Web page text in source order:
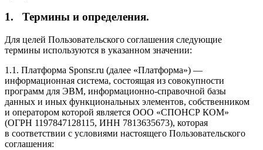
1. Термины и определения.
Для целей Пользовательского соглашения следующие
термины используются в указанном значении:
1.1. Платформа Sponsr.ru (далее «Платформа») —
информационная система, состоящая из совокупности
программ для ЭВМ, информационно-справочной базы
данных и иных функциональных элементов, собственником
и оператором которой является ООО «СПОНСР КОМ»
(ОГРН 1197847128115, ИНН 7813635673), которая
в соответствии с условиями настоящего Пользовательского
соглашения: